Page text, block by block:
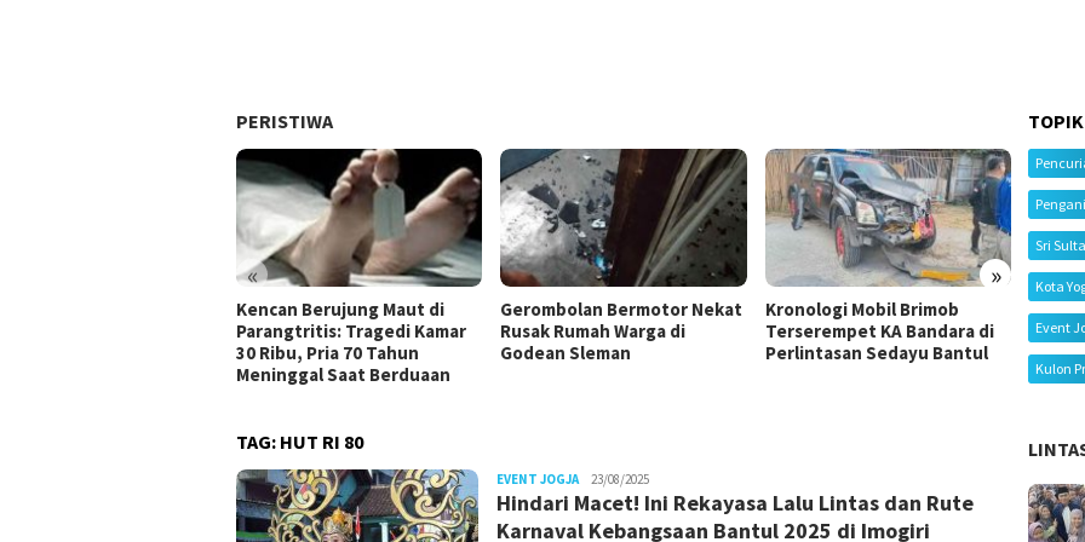
PERISTIWA
« »
Kencan Berujung Maut di
Parangtritis: Tragedi Kamar
30 Ribu, Pria 70 Tahun
Meninggal Saat Berduaan
Gerombolan Bermotor Nekat
Rusak Rumah Warga di
Godean Sleman
Kronologi Mobil Brimob
Terserempet KA Bandara di
Perlintasan Sedayu Bantul
Tiga
Ibu
TAG: HUT RI 80
EVENT JOGJAJuno23/08/2025
Hindari Macet! Ini Rekayasa Lalu Lintas dan Rute
Karnaval Kebangsaan Bantul 2025 di Imogiri
Sri
Kota
Event
Kulon